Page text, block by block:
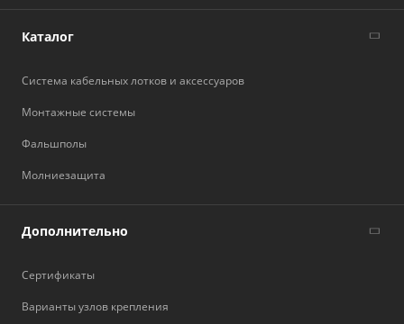
Каталог
Система кабельных лотков и аксессуаров
Монтажные системы
Фальшполы
Молниезащита
Дополнительно
Сертификаты
Варианты узлов крепления